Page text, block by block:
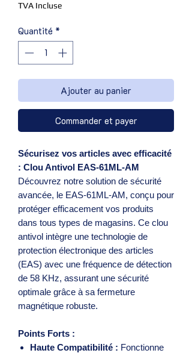
TVA Incluse
Quantité *
Ajouter au panier
Commander et payer
Sécurisez vos articles avec efficacité
: Clou Antivol EAS-61ML-AM
Découvrez notre solution de sécurité
avancée, le EAS-61ML-AM, conçu pour
protéger efficacement vos produits
dans tous types de magasins. Ce clou
antivol intègre une technologie de
protection électronique des articles
(EAS) avec une fréquence de détection
de 58 KHz, assurant une sécurité
optimale grâce à sa fermeture
magnétique robuste.
Points Forts :
Haute Compatibilité : Fonctionne